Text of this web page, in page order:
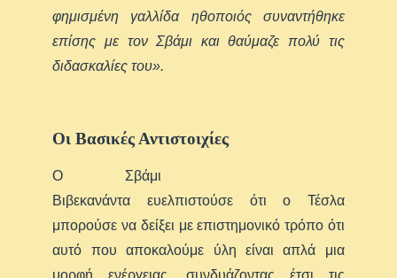
φημισμένη γαλλίδα ηθοποιός συναντήθηκε
επίσης με τον Σβάμι και θαύμαζε πολύ τις
διδασκαλίες του».
Οι Βασικές Αντιστοιχίες
Ο Σβάμι
Βιβεκανάντα ευελπιστούσε ότι ο Τέσλα
μπορούσε να δείξει με επιστημονικό τρόπο ότι
αυτό που αποκαλούμε ύλη είναι απλά μια
μορφή ενέργειας, συνδυάζοντας έτσι τις